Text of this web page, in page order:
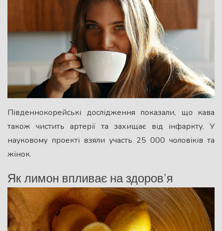
Південнокорейські дослідження показали, що кава
також чистить артерії та захищає від інфаркту. У
науковому проекті взяли участь 25 000 чоловіків та
жінок.
Як лимон впливає на здоров’я